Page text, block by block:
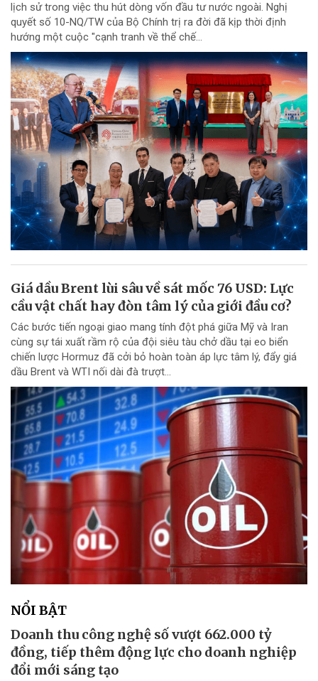
lịch sử trong việc thu hút dòng vốn đầu tư nước ngoài. Nghị
quyết số 10-NQ/TW của Bộ Chính trị ra đời đã kịp thời định
hướng một cuộc "cạnh tranh về thể chế...
Giá dầu Brent lùi sâu về sát mốc 76 USD: Lực
cầu vật chất hay đòn tâm lý của giới đầu cơ?
Các bước tiến ngoại giao mang tính đột phá giữa Mỹ và Iran
cùng sự tái xuất rầm rộ của đội siêu tàu chở dầu tại eo biển
chiến lược Hormuz đã cởi bỏ hoàn toàn áp lực tâm lý, đẩy giá
dầu Brent và WTI nối dài đà trượt...
NỔI BẬT
Doanh thu công nghệ số vượt 662.000 tỷ
đồng, tiếp thêm động lực cho doanh nghiệp
đổi mới sáng tạo